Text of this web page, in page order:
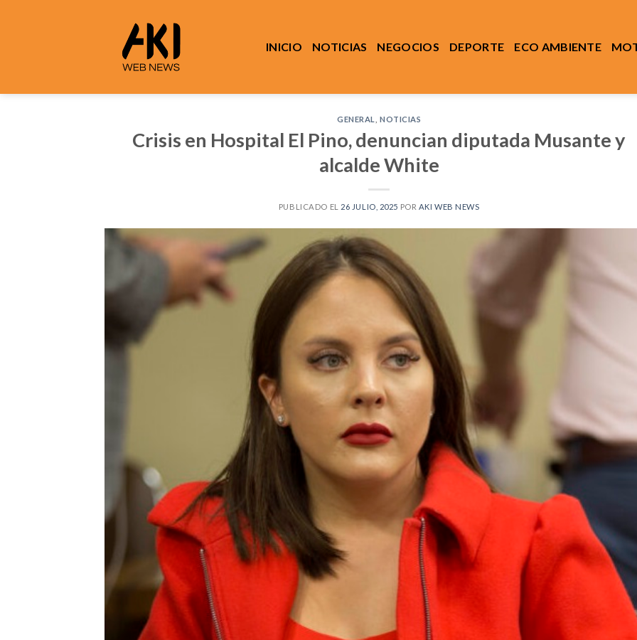
INICIO NOTICIAS NEGOCIOS DEPORTE ECO AMBIENTE
GENERAL ,NOTICIAS
Crisis en Hospital El Pino, denuncian diputada Musante y
alcalde White
PUBLICADO EL 26 JULIO, 2025 POR AKI WEB NEWS